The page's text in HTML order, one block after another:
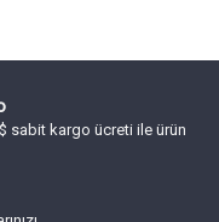
sabit kargo ücreti ile ürün